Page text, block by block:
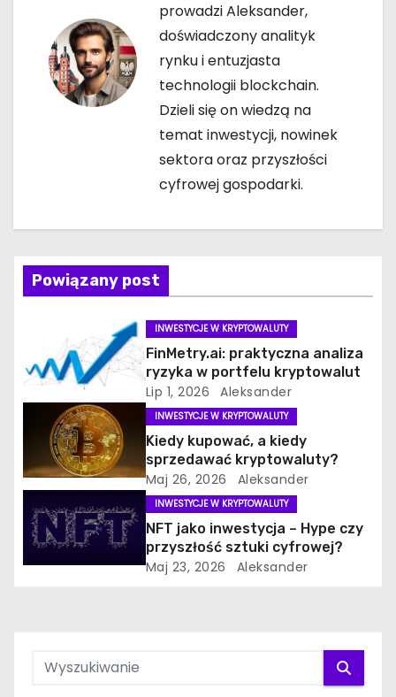
s
u
prowadzi Aleksander,
doświadczony analityk
rynku i entuzjasta
technologii blockchain.
Dzieli się on wiedzą na
temat inwestycji, nowinek
sektora oraz przyszłości
cyfrowej gospodarki.
Powiązany post
INWESTYCJE W KRYPTOWALUTY
FinMetry.ai: praktyczna analiza
ryzyka w portfelu kryptowalut
Lip 1, 2026 Aleksander
INWESTYCJE W KRYPTOWALUTY
Kiedy kupować, a kiedy
sprzedawać kryptowaluty?
Maj 26, 2026 Aleksander
INWESTYCJE W KRYPTOWALUTY
NFT jako inwestycja – Hype czy
przyszłość sztuki cyfrowej?
Maj 23, 2026 Aleksander